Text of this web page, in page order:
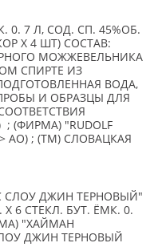
7 Л, СОД. СП. 45%ОБ.
Х 4 ШТ) СОСТАВ:
МОЖЖЕВЕЛЬНИКА
СПИРТЕ ИЗ
ВОДА,
И ОБРАЗЦЫ ДЛЯ
"RUDOLF
АО) ; (TM) СЛОВАЦКАЯ
ДЖИН ТЕРНОВЫЙ"
6 СТЕКЛ. БУТ. ЁМК. 0.
"ХАЙМАН
ДЖИН ТЕРНОВЫЙ